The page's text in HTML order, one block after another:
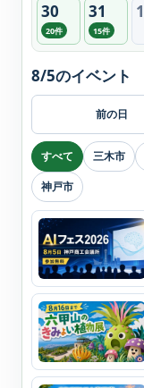
30
20件
31
15件
1
前の日
8/5のイベント
すべて 三木市
神戸市